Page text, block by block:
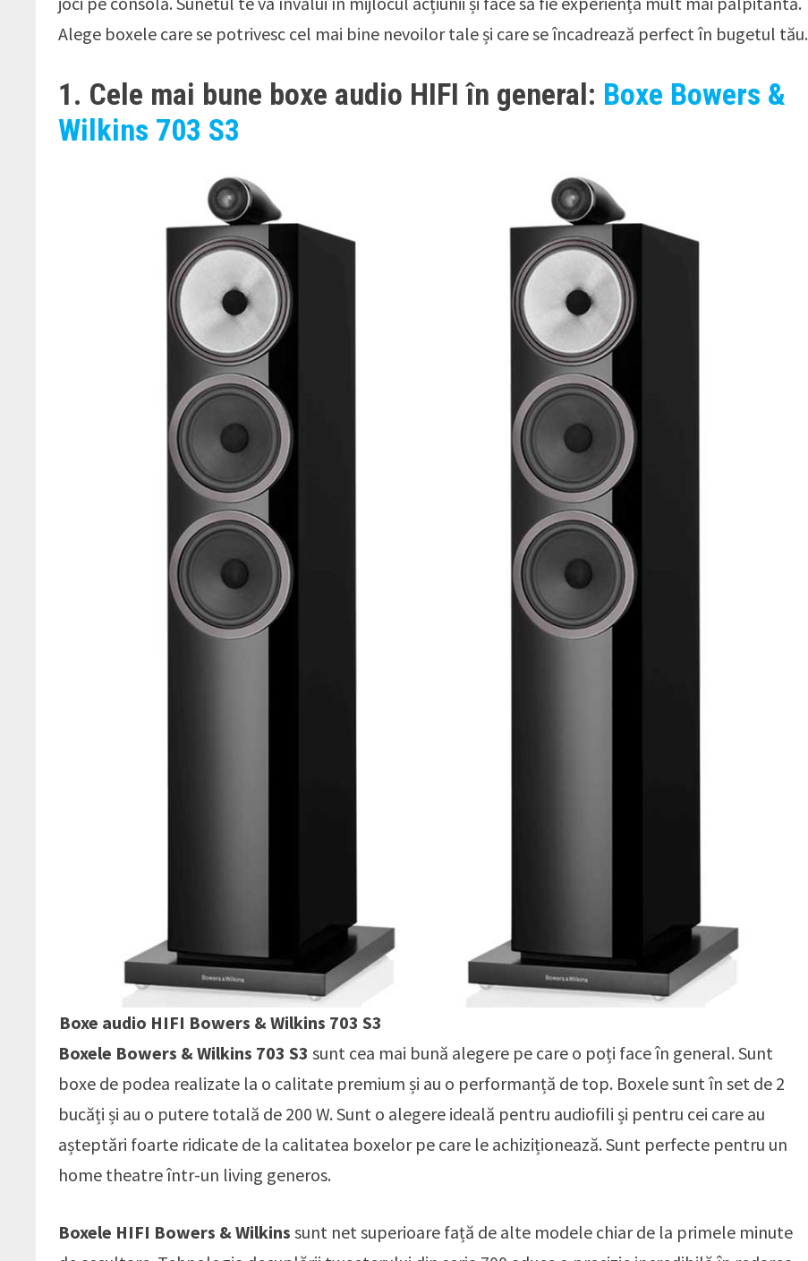
Alege boxele care se potrivesc cel mai bine nevoilor tale și care se încadrează perfect în bugetul tău.
1. Cele mai bune boxe audio HIFI în general: Boxe Bowers &
Wilkins 703 S3
Boxe audio HIFI Bowers & Wilkins 703 S3
Boxele Bowers & Wilkins 703 S3 sunt cea mai bună alegere pe care o poți face în general. Sunt
boxe de podea realizate la o calitate premium și au o performanță de top. Boxele sunt în set de 2
bucăți și au o putere totală de 200 W. Sunt o alegere ideală pentru audiofili și pentru cei care au
așteptări foarte ridicate de la calitatea boxelor pe care le achiziționează. Sunt perfecte pentru un
home theatre într-un living generos.
Boxele HIFI Bowers & Wilkins sunt net superioare față de alte modele chiar de la primele minute